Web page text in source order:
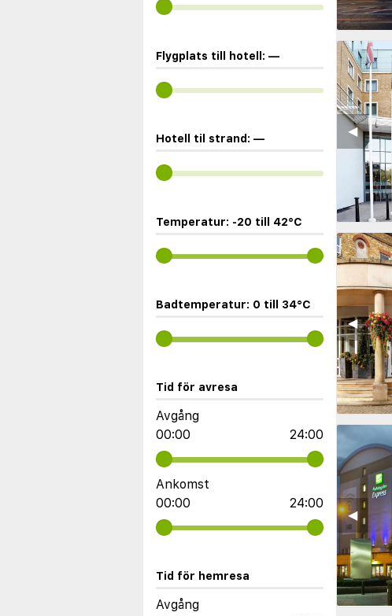
Flygplats till hotell: —
Hotell til strand: —
Temperatur: -20 till 42°C
Badtemperatur: 0 till 34°C
Tid för avresa
Avgång
00:00
24:00
Ankomst
00:00
24:00
Tid för hemresa
Avgång
◀︎
◀︎
◀︎